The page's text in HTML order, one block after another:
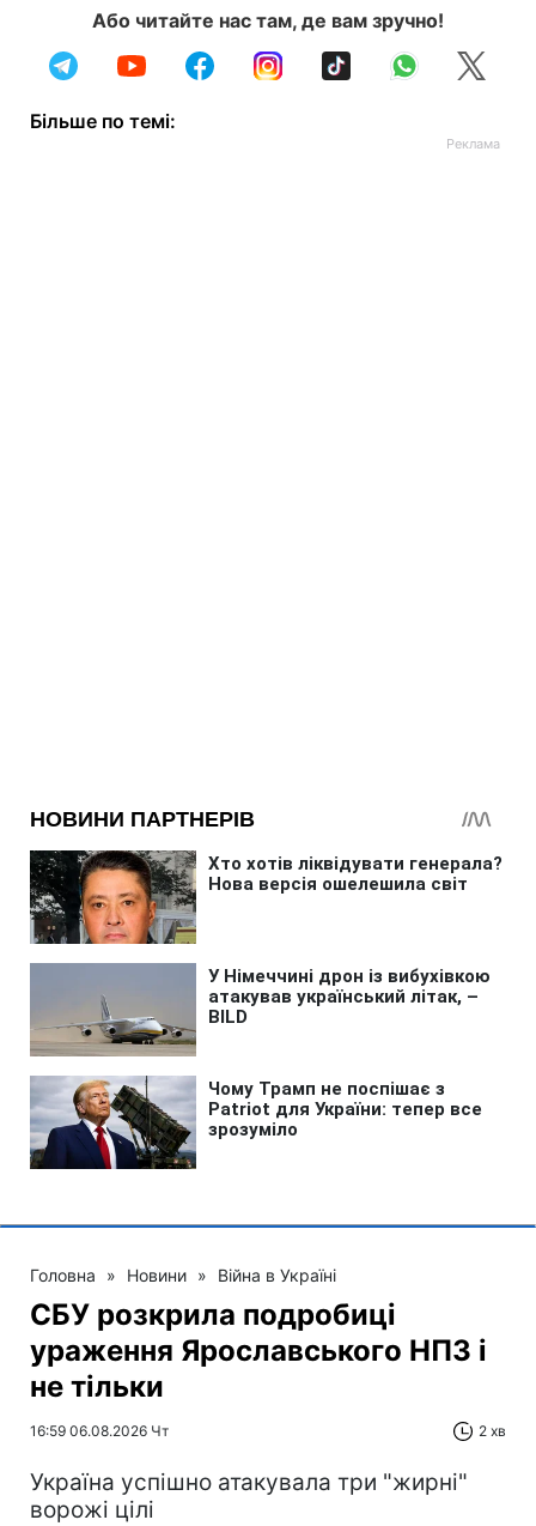
Або читайте нас там, де вам зручно!
Більше по темі:
Головна » Новини » Війна в Україні
СБУ розкрила подробиці
ураження Ярославського НПЗ і
не тільки
16:59 06.08.2026 Чт 2 хв
Україна успішно атакувала три "жирні"
ворожі цілі